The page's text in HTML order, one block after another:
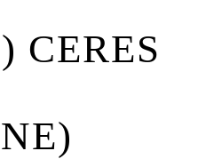
CERES